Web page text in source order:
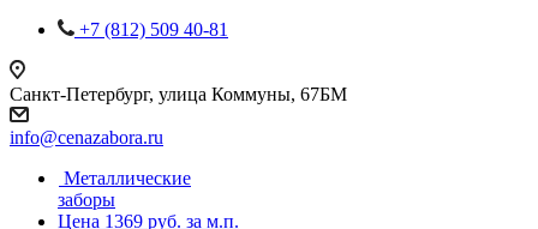
+7 (812) 509 40-81
Санкт-Петербург, улица Коммуны, 67БМ
info@cenazabora.ru
Металлические
заборы
Цена 1369 руб. за м.п.